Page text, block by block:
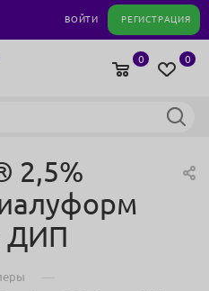
ВОЙТИ РЕГИСТРАЦИЯ
0
0
2,5%
ДИП
—